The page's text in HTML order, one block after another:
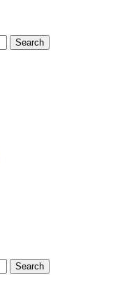
Search
Search